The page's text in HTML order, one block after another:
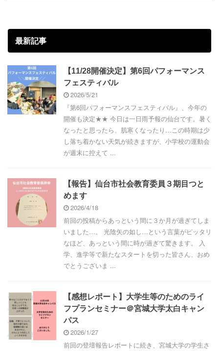
最新記事
【11/28開催決定】第6回パフォーマンス
フェスティバル
2026/5/21
『第6回パフォーマンスフェスティバル』、今年の
開催も決定★★ 今日は一日雨予報の仙台です。暑く
なったと思ったら、肌寒くなったり…この時期は少
し落ち着かない天気が続きますが、小学校の運動会
が週末に控えて ...
【報告】仙台市社会教育委員３期目つと
めます
2026/4/18
前回の投稿からあっという間に３か月が過ぎてしま
いました…。 光陰矢の如し…という言葉がピッタリ
なほど、あっという間に時が過ぎて驚きます。 入
学、進学等で新たなスタートを切った皆さん、おめ
でとうございま ...
【感想レポート】大学生等のためのライ
フプランセミナー＠宮城大学太白キャン
パス
2026/1/27
前回の登壇報告レポートに続き、宮城大学の学生さ